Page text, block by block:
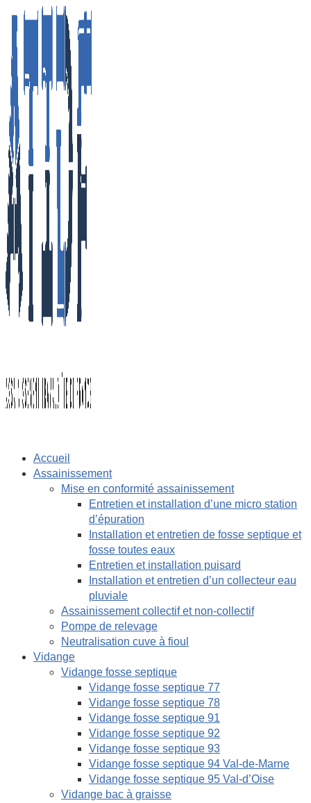
Accueil
Assainissement
Mise en conformité assainissement
Entretien et installation d’une micro station
d’épuration
Installation et entretien de fosse septique et
fosse toutes eaux
Entretien et installation puisard
Installation et entretien d’un collecteur eau
pluviale
Assainissement collectif et non-collectif
Pompe de relevage
Neutralisation cuve à fioul
Vidange
Vidange fosse septique
Vidange fosse septique 77
Vidange fosse septique 78
Vidange fosse septique 91
Vidange fosse septique 92
Vidange fosse septique 93
Vidange fosse septique 94 Val-de-Marne
Vidange fosse septique 95 Val-d’Oise
Vidange bac à graisse